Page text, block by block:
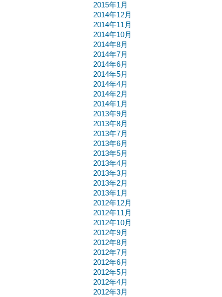
2015年1月
2014年12月
2014年11月
2014年10月
2014年8月
2014年7月
2014年6月
2014年5月
2014年4月
2014年2月
2014年1月
2013年9月
2013年8月
2013年7月
2013年6月
2013年5月
2013年4月
2013年3月
2013年2月
2013年1月
2012年12月
2012年11月
2012年10月
2012年9月
2012年8月
2012年7月
2012年6月
2012年5月
2012年4月
2012年3月